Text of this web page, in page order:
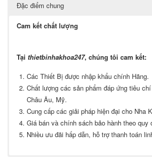
Đặc điểm chung
Cam kết chất lượng
18 khay đựng.
Tủ đôi: được thiết kế bao gồm 2 tủ 2 cửa, 2
36 khay đựng.
Tại thietbinhakhoa247, chúng tôi cam kết:
Các Thiết Bị được nhập khẩu chính Hãng.
Chất lượng các sản phẩm đáp ứng tiêu
Châu Âu, Mỹ.
Cung cấp các giải pháp hiện đại cho Nha
Giá bán và chính sách bảo hành theo quy
Nhiều ưu đãi hấp dẫn, hỗ trợ thanh toán